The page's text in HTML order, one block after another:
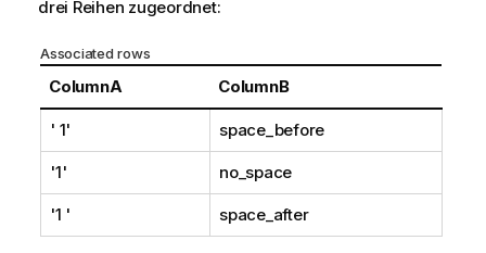
drei Reihen zugeordnet:
Associated rows
ColumnA ColumnB
' 1' space_before
'1' no_space
'1 ' space_after